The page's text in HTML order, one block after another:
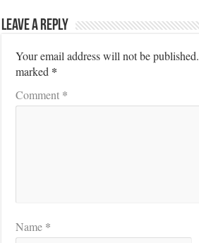
Leave a Reply
Your email address will not be published.
marked *
Comment *
Name *